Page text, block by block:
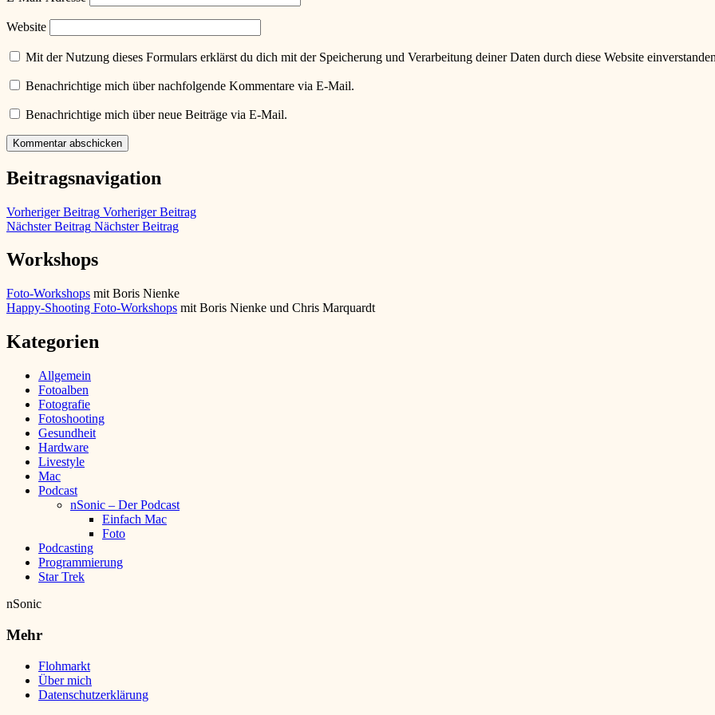
Website
Mit der Nutzung dieses Formulars erklärst du dich mit der Speicherung und Verarbeitung deiner Daten durch diese Website
Benachrichtige mich über nachfolgende Kommentare via E-Mail.
Benachrichtige mich über neue Beiträge via E-Mail.
Beitragsnavigation
Vorheriger Beitrag Vorheriger Beitrag
Nächster Beitrag Nächster Beitrag
Workshops
Foto-Workshops mit Boris Nienke
Happy-Shooting Foto-Workshops mit Boris Nienke und Chris Marquardt
Kategorien
Allgemein
Fotoalben
Fotografie
Fotoshooting
Gesundheit
Hardware
Livestyle
Mac
Podcast
nSonic – Der Podcast
Einfach Mac
Foto
Podcasting
Programmierung
Star Trek
nSonic
Mehr
Flohmarkt
Über mich
Datenschutzerklärung